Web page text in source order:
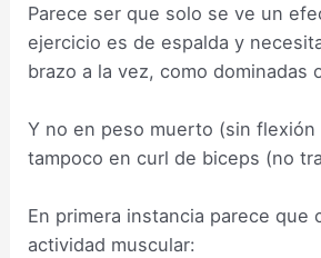
Parece ser que solo se ve un
ejercicio es de espalda y
brazo a la vez, como dominadas
Y no en peso muerto (sin flexión
tampoco en curl de biceps (no
En primera instancia parece que
actividad muscular: